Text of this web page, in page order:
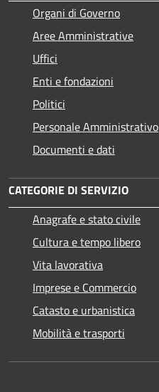
Organi di Governo
Aree Amministrative
Uffici
Enti e fondazioni
Politici
Personale Amministrativo
Documenti e dati
CATEGORIE DI SERVIZIO
Anagrafe e stato civile
Cultura e tempo libero
Vita lavorativa
Imprese e Commercio
Catasto e urbanistica
Mobilità e trasporti